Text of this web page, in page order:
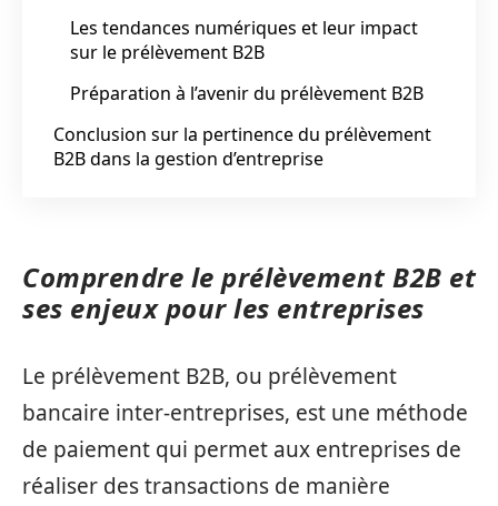
Les tendances numériques et leur impact
sur le prélèvement B2B
Préparation à l’avenir du prélèvement B2B
Conclusion sur la pertinence du prélèvement
B2B dans la gestion d’entreprise
Comprendre le prélèvement B2B et
ses enjeux pour les entreprises
Le prélèvement B2B, ou prélèvement
bancaire inter-entreprises, est une méthode
de paiement qui permet aux entreprises de
réaliser des transactions de manière